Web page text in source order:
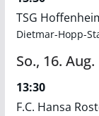
TSG
Dietmar-Hopp-
So., 16. Aug.
13:30
F.C. Hansa